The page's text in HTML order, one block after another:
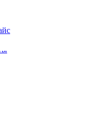
и оплата в Твери